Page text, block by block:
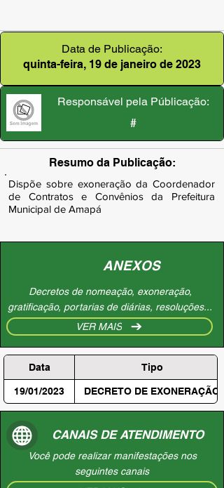
Data de Publicação:
quinta-feira, 19 de janeiro de 2023
Responsável pela Públicação:
#
Resumo da Publicação:
Dispõe sobre exoneração da Coordenador
de Contratos e Convênios da Prefeitura
Municipal de Amapá
ANEXOS
Decretos de nomeação, exoneração,
gratificação, portarias de diárias, resoluções...
VER MAIS
Data Tipo
19/01/2023 DECRETO DE EXONERAÇÃO
CANAIS DE ATENDIMENTO
Você pode realizar manifestações nos
seguintes canais